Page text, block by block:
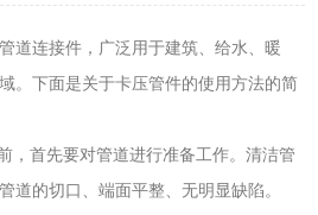
连接件，广泛用于建筑、给水、暖
。下面是关于卡压管件的使用方法的简
首先要对管道进行准备工作。清洁管
道的切口、端面平整、无明显缺陷。